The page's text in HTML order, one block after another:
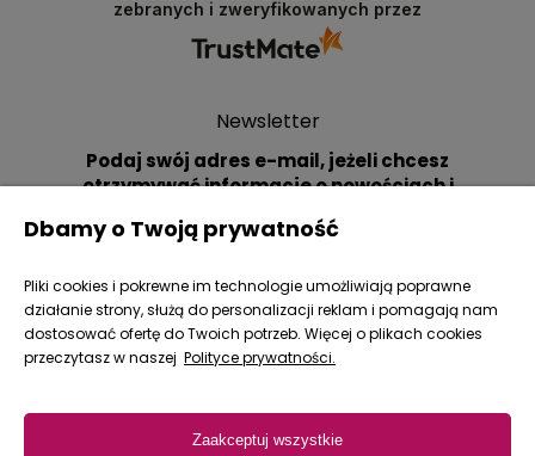
zebranych i zweryfikowanych przez
Newsletter
Podaj swój adres e-mail, jeżeli chcesz
otrzymywać informacje o nowościach i
Pomoc
Dbamy o Twoją prywatność
Pliki cookies i pokrewne im technologie umożliwiają poprawne
działanie strony, służą do personalizacji reklam i pomagają nam
dostosować ofertę do Twoich potrzeb. Więcej o plikach cookies
przeczytasz w naszej Polityce prywatności.
Zaakceptuj wszystkie